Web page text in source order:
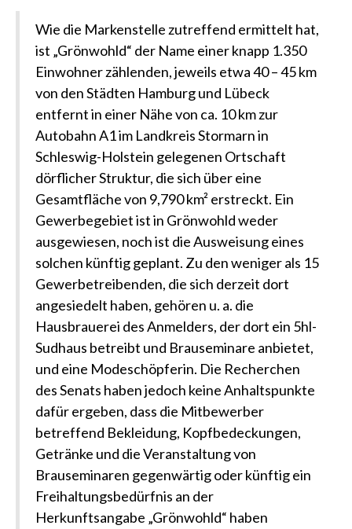
Wie die Markenstelle zutreffend ermittelt hat,
ist „Grönwohld“ der Name einer knapp 1.350
Einwohner zählenden, jeweils etwa 40 – 45 km
von den Städten Hamburg und Lübeck
entfernt in einer Nähe von ca. 10 km zur
Autobahn A1 im Landkreis Stormarn in
Schleswig-Holstein gelegenen Ortschaft
dörflicher Struktur, die sich über eine
Gesamtfläche von 9,790 km² erstreckt. Ein
Gewerbegebiet ist in Grönwohld weder
ausgewiesen, noch ist die Ausweisung eines
solchen künftig geplant. Zu den weniger als 15
Gewerbetreibenden, die sich derzeit dort
angesiedelt haben, gehören u. a. die
Hausbrauerei des Anmelders, der dort ein 5hl-
Sudhaus betreibt und Brauseminare anbietet,
und eine Modeschöpferin. Die Recherchen
des Senats haben jedoch keine Anhaltspunkte
dafür ergeben, dass die Mitbewerber
betreffend Bekleidung, Kopfbedeckungen,
Getränke und die Veranstaltung von
Brauseminaren gegenwärtig oder künftig ein
Freihaltungsbedürfnis an der
Herkunftsangabe „Grönwohld“ haben